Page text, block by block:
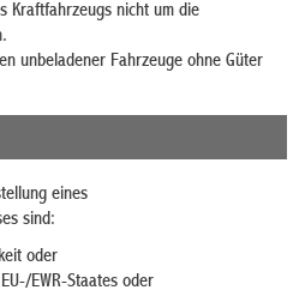
Kraftfahrzeugs nicht um die
unbeladener Fahrzeuge ohne Güter
eines
sind:
oder
EWR-Staates oder